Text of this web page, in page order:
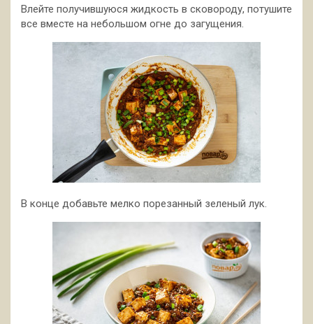
Влейте получившуюся жидкость в сковороду, потушите
все вместе на небольшом огне до загущения.
В конце добавьте мелко порезанный зеленый лук.